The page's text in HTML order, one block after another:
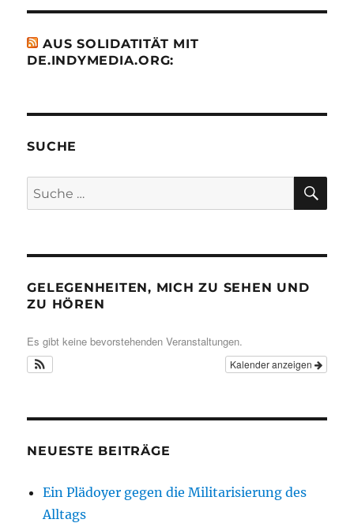
AUS SOLIDATITÄT MIT
DE.INDYMEDIA.ORG:
SUCHE
Suche
nach:
GELEGENHEITEN, MICH ZU SEHEN UND
ZU HÖREN
Es gibt keine bevorstehenden Veranstaltungen.
Kalender anzeigen
NEUESTE BEITRÄGE
Ein Plädoyer gegen die Militarisierung des
Alltags